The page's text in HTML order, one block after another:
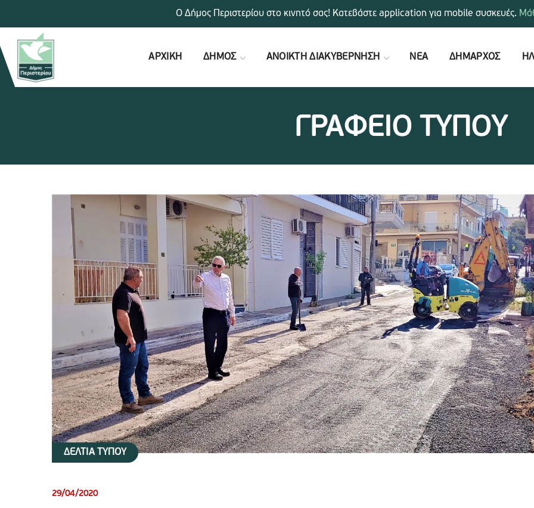
ΑΡΧΙΚΗ ΔΗΜΟΣ ΑΝΟΙΚΤΗ ΔΙΑΚΥΒΕΡΝΗΣΗ ΝΕΑ ΔΗΜΑΡΧΟΣ
ΓΡΑΦΕΙΟ ΤΥΠΟΥ
ΔΕΛΤΙΑ ΤΥΠΟΥ
29/04/2020
Ο Δήμος Περιστερίου στο κινητό σας! Κατεβάστε application για mobile συσκευές.